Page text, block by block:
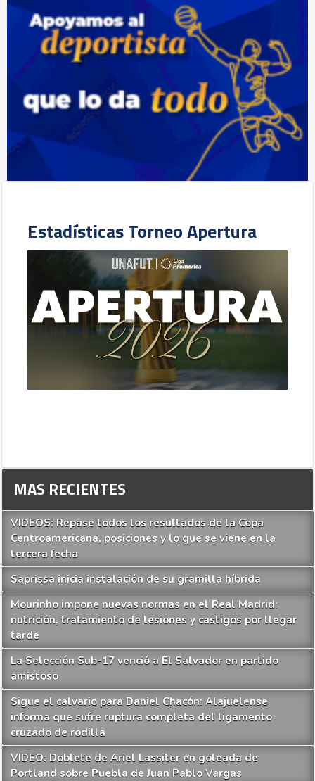
Estadísticas Torneo Apertura
MAS RECIENTES
VIDEOS: Repase todos los resultados de la Copa
Centroamericana, posiciones y lo que se viene en la
tercera fecha
Saprissa inicia instalación de su gramilla híbrida
Mourinho impone nuevas normas en el Real Madrid:
nutrición, tratamiento de lesiones y castigos por llegar
tarde
La Selección Sub-17 venció a El Salvador en partido
amistoso
Sigue el calvario para Daniel Chacón: Alajuelense
informa que sufre ruptura completa del ligamento
cruzado de rodilla
VIDEO: Doblete de Ariel Lassiter en goleada de
Portland sobre Puebla de Juan Pablo Vargas